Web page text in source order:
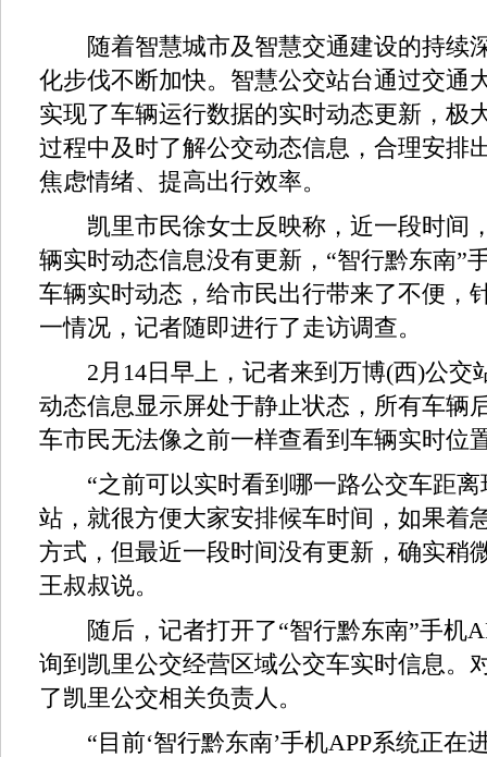
随着智慧城市及智慧交通建设的持续
化步伐不断加快。智慧公交站台通过交通
实现了车辆运行数据的实时动态更新，极
过程中及时了解公交动态信息，合理安排
焦虑情绪、提高出行效率。
凯里市民徐女士反映称，近一段时间
辆实时动态信息没有更新，“智行黔东南”
车辆实时动态，给市民出行带来了不便，
一情况，记者随即进行了走访调查。
2月14日早上，记者来到万博(西)公交
动态信息显示屏处于静止状态，所有车辆
车市民无法像之前一样查看到车辆实时位
“之前可以实时看到哪一路公交车距离
站，就很方便大家安排候车时间，如果着
方式，但最近一段时间没有更新，确实稍
王叔叔说。
随后，记者打开了“智行黔东南”手机
询到凯里公交经营区域公交车实时信息。
了凯里公交相关负责人。
“目前‘智行黔东南’手机APP系统正在